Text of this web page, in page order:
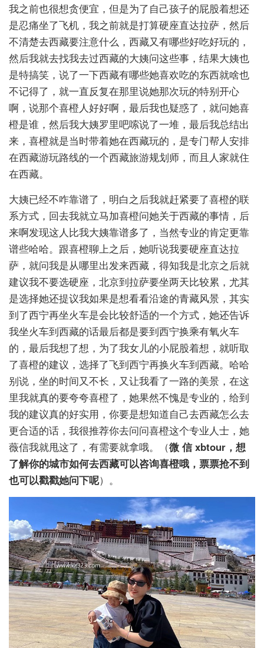
我之前也很想贪便宜，但是为了自己孩子的屁股着想还
是忍痛坐了飞机，我之前就是打算硬座直达拉萨，然后
不清楚去西藏要注意什么，西藏又有哪些好吃好玩的，
然后我就去找我去过西藏的大姨问这些事，结果大姨也
是特搞笑，说了一下西藏有哪些她喜欢吃的东西就啥也
不记得了，就一直反复在那里说她那次玩的特别开心
啊，说那个喜橙人好好啊，最后我也疑惑了，就问她喜
橙是谁，然后我大姨罗里吧嗦说了一堆，最后我总结出
来，喜橙就是当时带着她在西藏玩的，是专门帮人安排
在西藏游玩路线的一个西藏旅游规划师，而且人家就住
在西藏。
大姨已经不咋靠谱了，明白之后我就赶紧要了喜橙的联
系方式，回去我就立马加喜橙问她关于西藏的事情，后
来啊发现这人比我大姨靠谱多了，当然专业的肯定更靠
谱些哈哈。跟喜橙聊上之后，她听说我要硬座直达拉
萨，就问我是从哪里出发来西藏，得知我是北京之后就
建议我不要选硬座，北京到拉萨要坐两天比较累，尤其
是选择她还提议我如果是想看看沿途的青藏风景，其实
到了西宁再坐火车是会比较舒适的一个方式，她还告诉
我坐火车到西藏的话最后都是要到西宁换乘有氧火车
的，最后我想了想，为了我女儿的小屁股着想，就听取
了喜橙的建议，选择了飞到西宁再换火车到西藏。哈哈
别说，坐的时间又不长，又让我看了一路的美景，在这
里我就真的要夸夸喜橙了，她果然不愧是专业的，给到
我的建议真的好实用，你要是想知道自己去西藏怎么去
更合适的话，我很推荐你去问问喜橙这个专业人士，她
薇信我就甩这了，有需要就拿哦。（微 信 xbtour，想
了解你的城市如何去西藏可以咨询喜橙哦，票票抢不到
也可以戳戳她问下呢）。